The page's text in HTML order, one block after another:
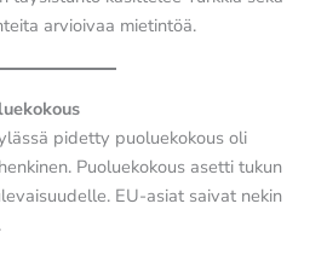
arvioivaa mietintöä.
pidetty puoluekokous oli
Puoluekokous asetti tukun
EU-asiat saivat nekin